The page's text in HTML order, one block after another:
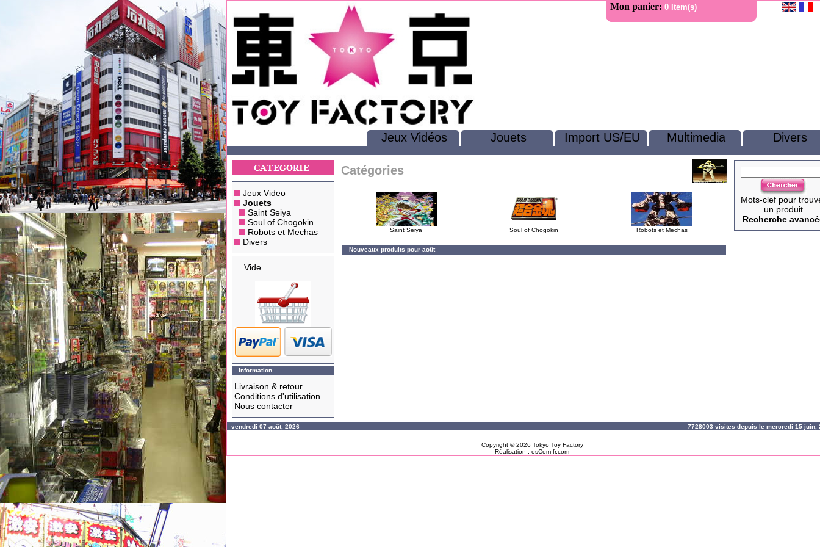
Mon panier: 0 Item(s)
Jeux Vidéos Jouets Import US/EU Multimedia Divers
Jeux Video
Jouets
Saint Seiya
Soul of Chogokin
Robots et Mechas
Divers
... Vide
Information
Livraison & retour
Conditions d'utilisation
Nous contacter
Catégories
Saint Seiya Soul of Chogokin Robots et Mechas
Nouveaux produits pour août
Mots-clef pour
un produit
Recherche
vendredi 07 août, 2026 7728003 visites depuis le mercredi 15
Copyright © 2026 Tokyo Toy Factory
Réalisation : osCom-fr.com